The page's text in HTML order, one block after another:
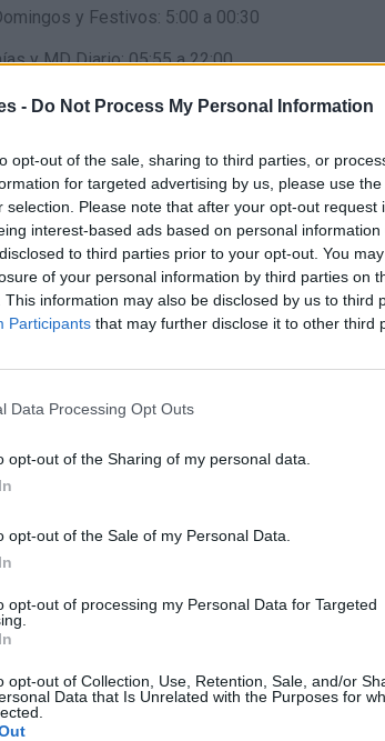
- Do Not Process My Personal Information
opt-out of the sale, sharing to third parties, or
for targeted advertising by us, please use
selection. Please note that after your opt-out request
interest-based ads based on personal
to third parties prior to your opt-out. You
of your personal information by third parties on
This information may also be disclosed by us to third
Participants that may further disclose it to other third
Data Processing Opt Outs
opt-out of the Sharing of my personal data.
opt-out of the Sale of my Personal Data.
opt-out of processing my Personal Data for Targeted
opt-out of Collection, Use, Retention, Sale, and/or
Data that Is Unrelated with the Purposes for
y Festivos: 5:00 a 00:30
y MD Diario: 05:55 a 22:00
06:10 a 22:30
puede: Compra directa de billetes AVE-Larga
adquiridos en Internet o Venta Telefónica
- Formalización Abonos Tarjeta Plus
móvil con
y con